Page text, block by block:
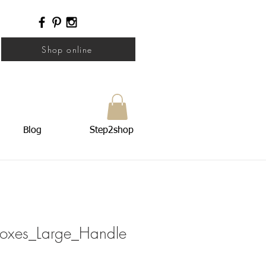
Shop online
Blog Step2shop